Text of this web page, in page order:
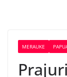
MERAUKE